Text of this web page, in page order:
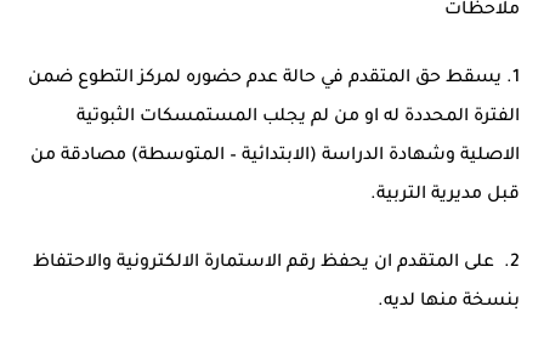
ملاحظات
1. يسقط حق المتقدم في حالة عدم حضوره لمركز التطوع ضمن
الفترة المحددة له او من لم يجلب المستمسكات الثبوتية
الاصلية وشهادة الدراسة (الابتدائية – المتوسطة) مصادقة من
قبل مديرية التربية.
2. على المتقدم ان يحفظ رقم الاستمارة الالكترونية والاحتفاظ
بنسخة منها لديه.